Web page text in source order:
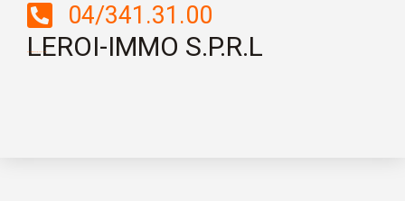
04/341.31.00
LEROI-IMMO S.P.R.L